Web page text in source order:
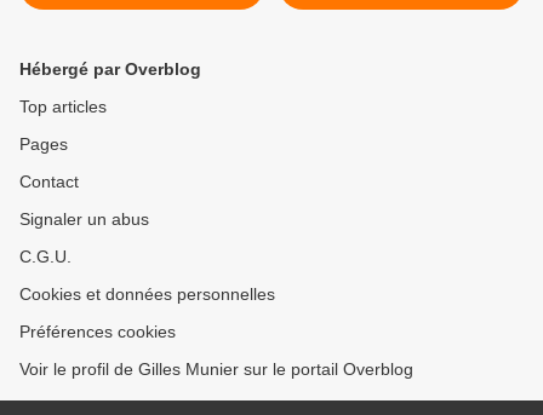
pas exécuter les peines de
Hébergé par Overblog
Top articles
Pages
Contact
Signaler un abus
C.G.U.
Cookies et données personnelles
Préférences cookies
Voir le profil de Gilles Munier sur le portail Overblog